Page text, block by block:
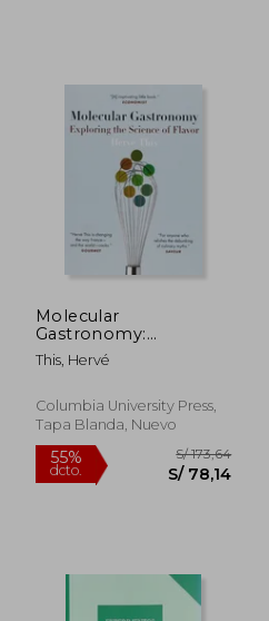
S/ 146,25Molecular
Gastronomy:
Exploring the Science
of Flavor (Arts and
Perspectives on
Culinary History) (en
This, Hervé
Columbia University Press,
Tapa Blanda, Nuevo